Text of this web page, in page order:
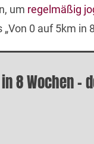
um regelmäßig
0 auf 5km in
8 Wochen -